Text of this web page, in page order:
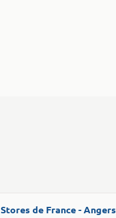
Stores de France - Angers